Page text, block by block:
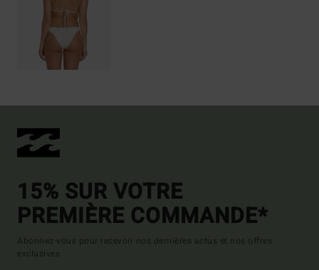
15% SUR VOTRE
PREMIÈRE COMMANDE*
Abonnez-vous pour recevoir nos dernières actus et nos offres
exclusives.